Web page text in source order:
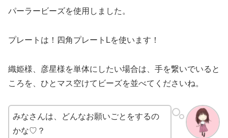
パーラービーズを使用しました。
プレートは！四角プレートLを使います！
織姫様、彦星様を単体にしたい場合は、手を繋いでいると
ころを、ひとマス空けてビーズを並べてくださいね。
みなさんは、どんなお願いごとをするの
かな♡？